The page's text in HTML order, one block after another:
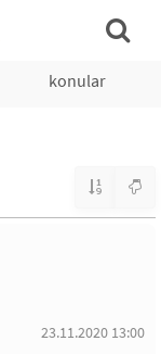
konular
23.11.2020 13:00